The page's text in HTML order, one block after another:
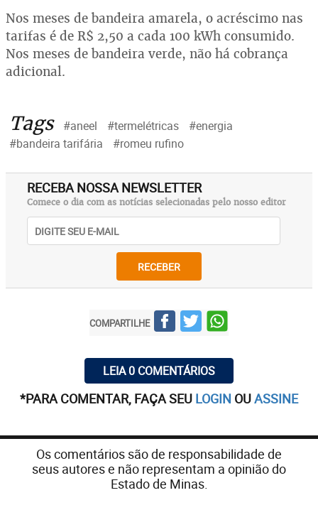
Nos meses de bandeira amarela, o acréscimo nas
tarifas é de R$ 2,50 a cada 100 kWh consumido.
Nos meses de bandeira verde, não há cobrança
adicional.
Tags #aneel #termelétricas
#energia
#bandeira tarifária
#romeu rufino
RECEBA NOSSA NEWSLETTER
Comece o dia com as notícias selecionadas pelo nosso editor
RECEBER
COMPARTILHE
LEIA 0 COMENTÁRIOS
*PARA COMENTAR, FAÇA SEU LOGIN OUASSINE
Os comentários são de responsabilidade de
seus autores e não representam a opinião do
Estado de Minas.